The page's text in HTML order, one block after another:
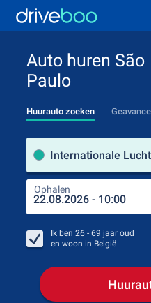
Auto huren São
Paulo
Huurauto zoeken
Ophalen
Ik ben 26 - 69 jaar oud
en woon in België